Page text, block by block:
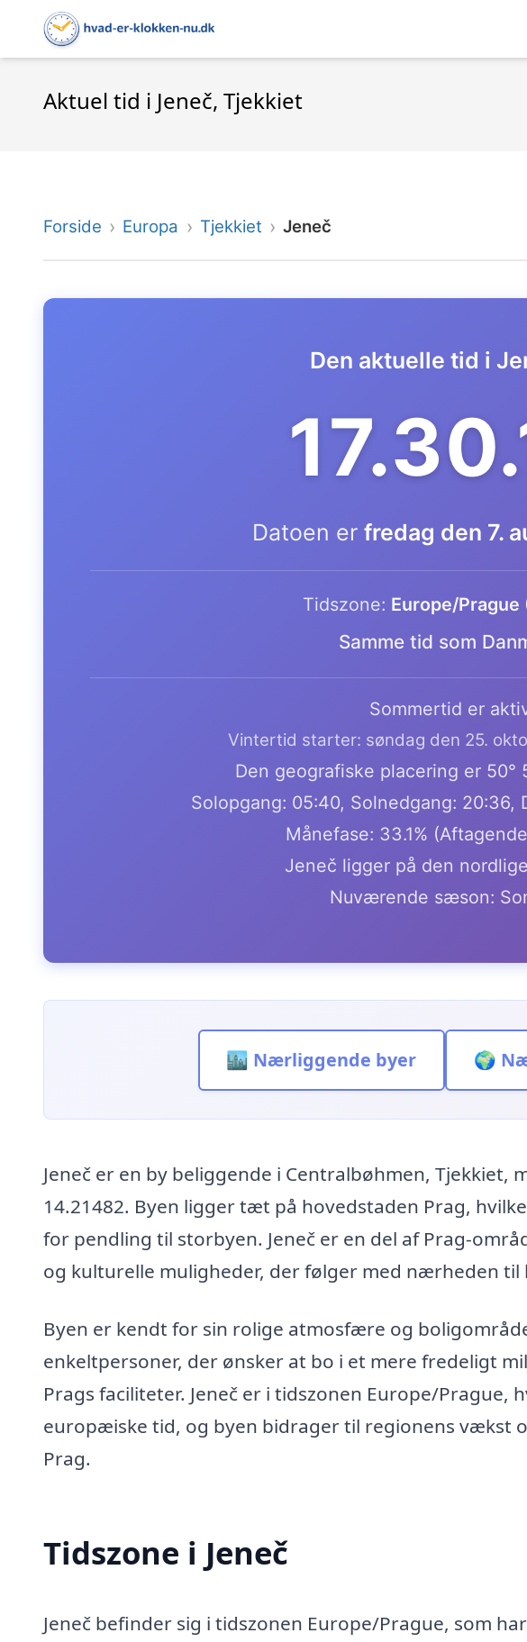
Aktuel tid i Jeneč, Tjekkiet
Forside Europa Tjekkiet Jeneč
Den aktuelle tid i
Datoen er fredag den 7.
Tidszone: Europe/Prague
Samme tid som
Sommertid er
Vintertid starter: søndag den 25.
Den geografiske placering er 50°
Solopgang: 05:40, Solnedgang: 20:36,
Månefase: 33.1%
Jeneč ligger på den
Nuværende sæson:
🏙️ Nærliggende byer 🌍
Jeneč er en by beliggende i Centralbøhmen, Tjekkiet,
14.21482. Byen ligger tæt på hovedstaden Prag,
for pendling til storbyen. Jeneč er en del af Prag-
og kulturelle muligheder, der følger med nærheden til
Byen er kendt for sin rolige atmosfære og
enkeltpersoner, der ønsker at bo i et mere fredeligt
Prags faciliteter. Jeneč er i tidszonen Europe/Prague,
europæiske tid, og byen bidrager til regionens vækst
Prag.
Tidszone i Jeneč
Jeneč befinder sig i tidszonen Europe/Prague, som